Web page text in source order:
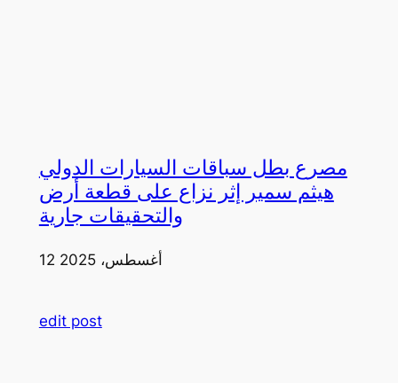
مصرع بطل سباقات السيارات الدولي
هيثم سمير إثر نزاع على قطعة أرض
والتحقيقات جارية
12 أغسطس، 2025
edit post